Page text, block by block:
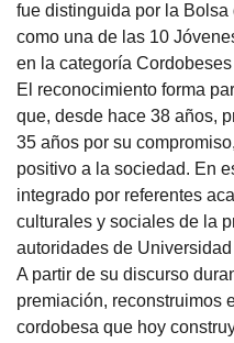
fue distinguida por la
como una de las 10
en la categoría
El reconocimiento forma
que, desde hace 38 años,
35 años por su
positivo a la sociedad. En
integrado por referentes
culturales y sociales de la
autoridades de
A partir de su discurso
premiación, reconstruimos
cordobesa que hoy